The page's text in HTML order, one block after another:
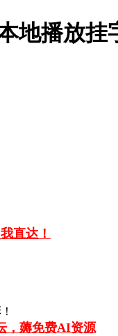
地播放
直达！
，薅免费AI资源